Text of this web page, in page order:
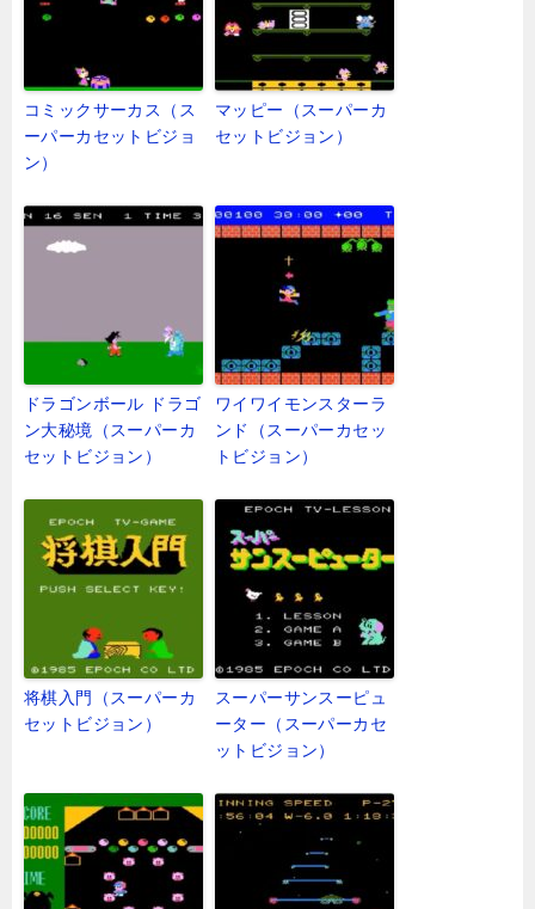
コミックサーカス（ス
ーパーカセットビジョ
ン）
マッピー（スーパーカ
セットビジョン）
ドラゴンボール ドラゴ
ン大秘境（スーパーカ
セットビジョン）
ワイワイモンスターラ
ンド（スーパーカセッ
トビジョン）
将棋入門（スーパーカ
セットビジョン）
スーパーサンスーピュ
ーター（スーパーカセ
ットビジョン）